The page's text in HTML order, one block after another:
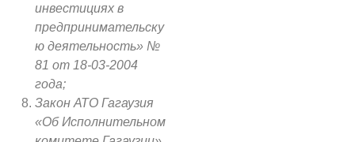
инвестициях в
предпринимательску
ю деятельность» №
81 от 18-03-2004
года;
Закон АТО Гагаузия
«Об Исполнительном